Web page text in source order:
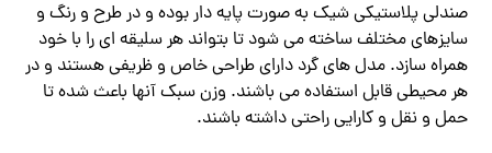
صندلی پلاستیکی شیک به صورت پایه دار بوده و در طرح و رنگ و
سایزهای مختلف ساخته می شود تا بتواند هر سلیقه ای را با خود
همراه سازد. مدل های گرد دارای طراحی خاص و ظریفی هستند و در
هر محیطی قابل استفاده می باشند.‌ وزن سبک آنها باعث شده تا
حمل و نقل و کارایی راحتی داشته باشند.